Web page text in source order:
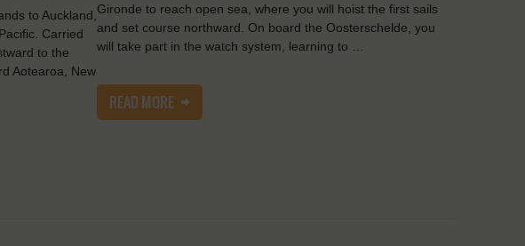
to Auckland,
Carried
to the
Aotearoa, New
Gironde to reach open sea, where you will hoist the first sails
and set course northward. On board the Oosterschelde, you
will take part in the watch system, learning to …
READ MORE